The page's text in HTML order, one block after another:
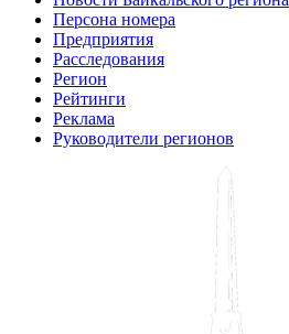
Персона номера
Предприятия
Расследования
Регион
Рейтинги
Реклама
Руководители регионов